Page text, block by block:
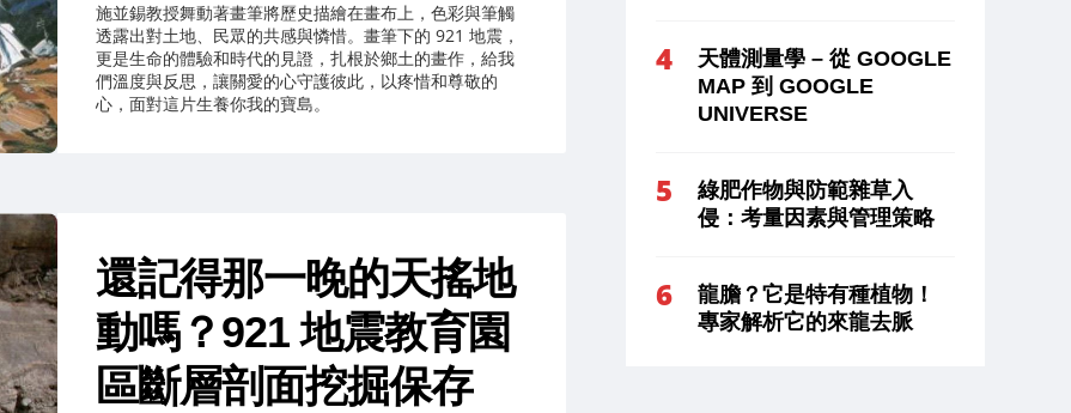
施並錫教授舞動著畫筆將歷史描繪在畫布上，色彩與筆觸
透露出對土地、民眾的共感與憐惜。畫筆下的 921 地震，
更是生命的體驗和時代的見證，扎根於鄉土的畫作，給我
們溫度與反思，讓關愛的心守護彼此，以疼惜和尊敬的
心，面對這片生養你我的寶島。
還記得那一晚的天搖地
動嗎？921 地震教育園
區斷層剖面挖掘保存
天體測量學 – 從 GOOGLE
MAP 到 GOOGLE
UNIVERSE
綠肥作物與防範雜草入
侵：考量因素與管理策略
龍膽？它是特有種植物！
專家解析它的來龍去脈